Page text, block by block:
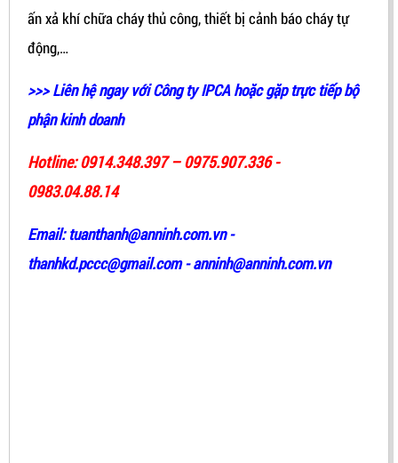
ấn xả khí chữa cháy thủ công, thiết bị cảnh báo cháy tự
động,…
>>> Liên hệ ngay với Công ty IPCA hoặc gặp trực tiếp bộ
phận kinh doanh
Hotline: 0914.348.397–0975.907.336-
0983.04.88.14
Email: tuanthanh@anninh.com.vn -
thanhkd.pccc@gmail.com - anninh@anninh.com.vn